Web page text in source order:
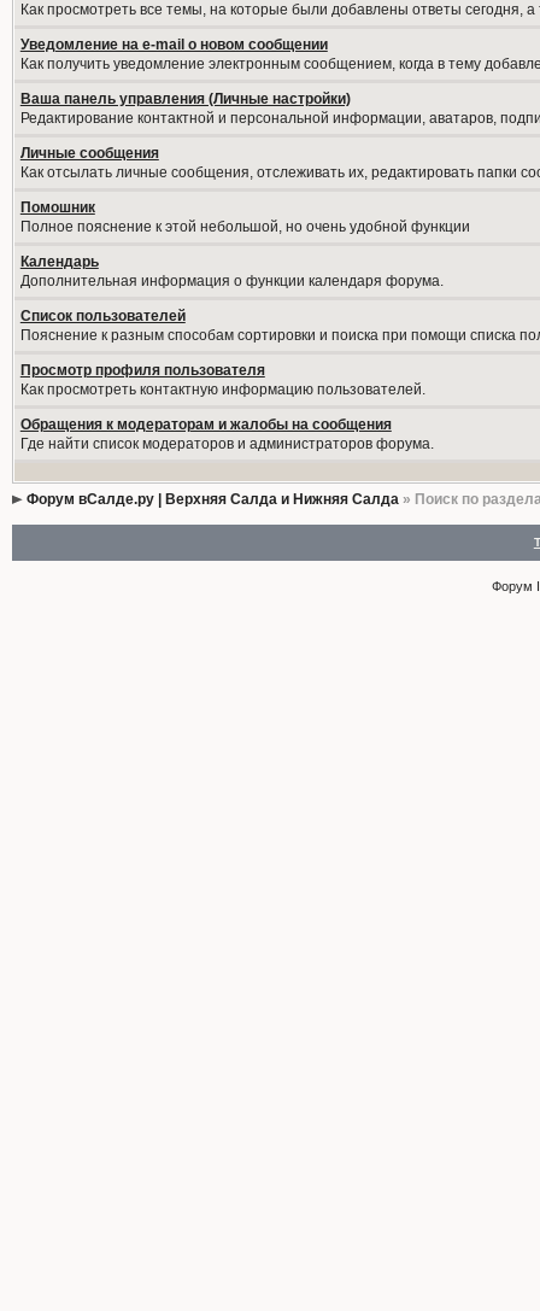
Как просмотреть все темы, на которые были добавлены ответы сегодня,
Уведомление на е-mail о новом сообщении
Как получить уведомление электронным сообщением, когда в тему
Ваша панель управления (Личные настройки)
Редактирование контактной и персональной информации, аватаров,
Личные сообщения
Как отсылать личные сообщения, отслеживать их, редактировать папки
Помошник
Полное пояснение к этой небольшой, но очень удобной функции
Календарь
Дополнительная информация о функции календаря форума.
Список пользователей
Пояснение к разным способам сортировки и поиска при помощи списка
Просмотр профиля пользователя
Как просмотреть контактную информацию пользователей.
Обращения к модераторам и жалобы на сообщения
Где найти список модераторов и администраторов форума.
Форум вСалде.ру | Верхняя Салда и Нижняя Салда» Поиск по
Форум